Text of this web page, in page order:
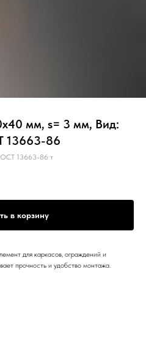
мм, s= 3 мм, Вид:
13663-86
13663-86 т
в корзину
для каркасов, ограждений и
прочность и удобство монтажа.